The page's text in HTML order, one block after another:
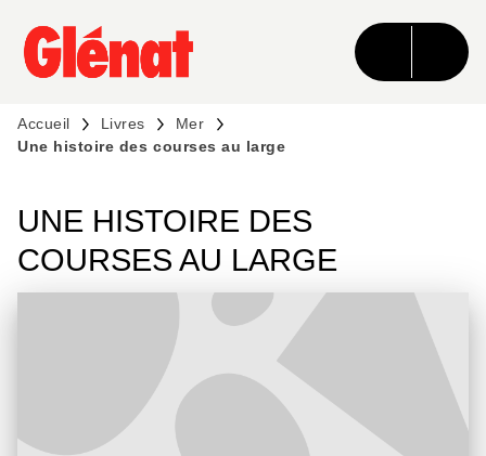
MENU RECHERCHE CONTENU
PIED DE PAGE
Accueil Livres
Mer
Une histoire des courses au large
UNE HISTOIRE DES
COURSES AU LARGE